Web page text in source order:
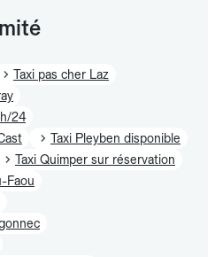
Taxi pas cher Laz
24
Taxi Pleyben disponible
Taxi Quimper sur réservation
Faou